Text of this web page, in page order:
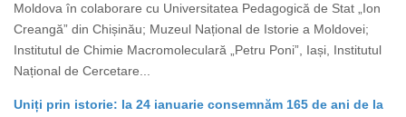
Moldova în colaborare cu Universitatea Pedagogică de Stat „Ion
Creangă” din Chișinău; Muzeul Național de Istorie a Moldovei;
Institutul de Chimie Macromoleculară „Petru Poni”, Iași, Institutul
Național de Cercetare...
Uniți prin istorie: la 24 ianuarie consemnăm 165 de ani de la